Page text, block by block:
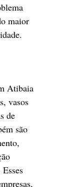
maior
Atibaia
vasos
de
são
Esses